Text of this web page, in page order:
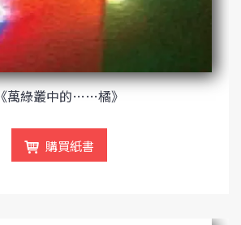
《萬綠叢中的……橘》
購買紙書